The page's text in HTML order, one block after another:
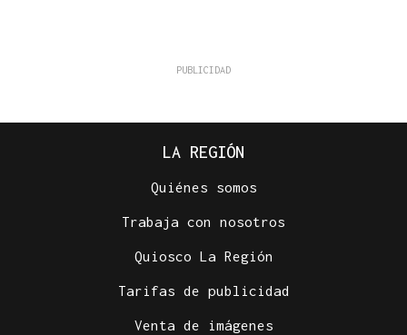
LA REGIÓN
Quiénes somos
Trabaja con nosotros
Quiosco La Región
Tarifas de publicidad
Venta de imágenes